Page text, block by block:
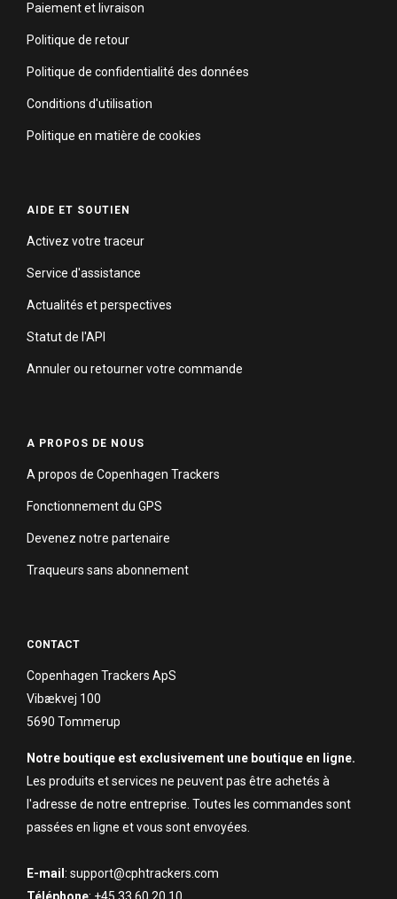
Paiement et livraison
Politique de retour
Politique de confidentialité des données
Conditions d'utilisation
Politique en matière de cookies
AIDE ET SOUTIEN
Activez votre traceur
Service d'assistance
Actualités et perspectives
Statut de l'API
Annuler ou retourner votre commande
A PROPOS DE NOUS
A propos de Copenhagen Trackers
Fonctionnement du GPS
Devenez notre partenaire
Traqueurs sans abonnement
CONTACT
Copenhagen Trackers ApS
Vibækvej 100
5690 Tommerup
Notre boutique est exclusivement une boutique en ligne.
Les produits et services ne peuvent pas être achetés à
l'adresse de notre entreprise. Toutes les commandes sont
passées en ligne et vous sont envoyées.
E-mail : support@cphtrackers.com